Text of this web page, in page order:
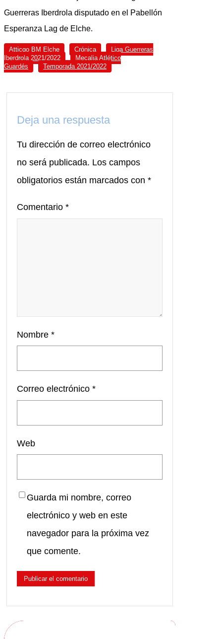
Guerreras Iberdrola disputado en el Pabellón
Esperanza Lag de Elche.
Atticgo BM Elche Crónica
Liga Guerreras
Iberdrola 2021/2022
Mecalia Atlético
Guardés
Temporada 2021/2022
Deja una respuesta
Tu dirección de correo electrónico
no será publicada. Los campos
obligatorios están marcados con *
Comentario *
Nombre *
Correo electrónico *
Web
Guarda mi nombre, correo
electrónico y web en este
navegador para la próxima vez
que comente.